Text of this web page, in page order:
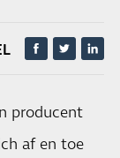
producent
af en toe